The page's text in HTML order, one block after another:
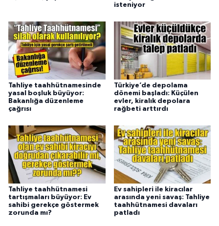
isteniyor
Tahliye taahhütnamesinde
yasal boşluk büyüyor:
Bakanlığa düzenleme
çağrısı
Türkiye’de depolama
dönemi başladı: Küçülen
evler, kiralık depolara
rağbeti arttırdı
Tahliye taahhütnamesi
tartışmaları büyüyor: Ev
sahibi gerekçe göstermek
zorunda mı?
Ev sahipleri ile kiracılar
arasında yeni savaş: Tahliye
taahhütnamesi davaları
patladı